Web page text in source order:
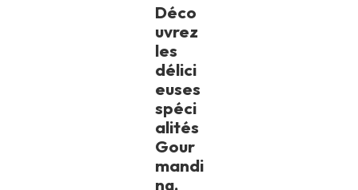
Déco
uvrez
les
délici
euses
spéci
alités
Gour
mandi
ng,